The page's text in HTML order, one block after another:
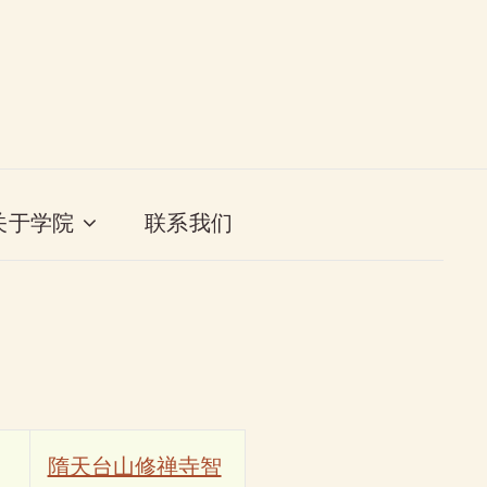
于学院 联系我们
隋天台山修禅寺智